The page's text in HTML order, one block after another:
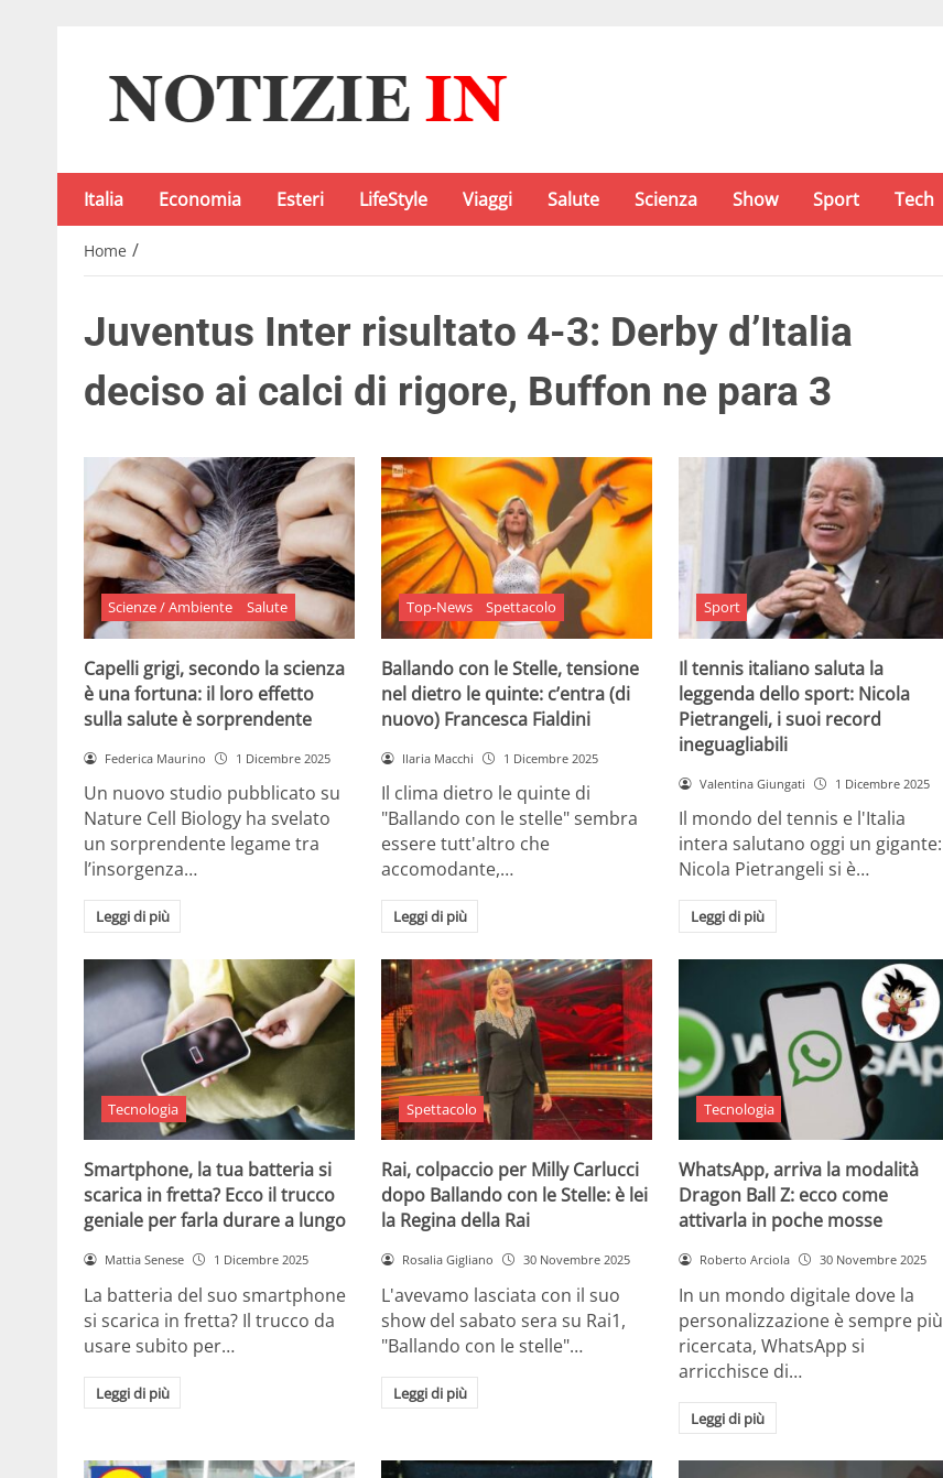
Italia Economia Esteri LifeStyle Viaggi Salute Scienza Show Sport Tech
Home /
Juventus Inter risultato 4-3: Derby d’Italia
deciso ai calci di rigore, Buffon ne para 3
Scienze / Ambiente Salute
Capelli grigi, secondo la scienza
è una fortuna: il loro effetto
sulla salute è sorprendente
Federica Maurino 1 Dicembre 2025
Un nuovo studio pubblicato su
Nature Cell Biology ha svelato
un sorprendente legame tra
l’insorgenza…
Leggi di più
Top-News Spettacolo
Ballando con le Stelle, tensione
nel dietro le quinte: c’entra (di
nuovo) Francesca Fialdini
Ilaria Macchi 1 Dicembre 2025
Il clima dietro le quinte di
"Ballando con le stelle" sembra
essere tutt'altro che
accomodante,…
Leggi di più
Sport
Il tennis italiano saluta la
leggenda dello sport: Nicola
Pietrangeli, i suoi record
ineguagliabili
Valentina Giungati 1 Dicembre 2025
Il mondo del tennis e l'Italia
intera salutano oggi un gigante:
Nicola Pietrangeli si è…
Leggi di più
Tecnologia
Smartphone, la tua batteria si
scarica in fretta? Ecco il trucco
geniale per farla durare a lungo
Mattia Senese 1 Dicembre 2025
La batteria del suo smartphone
si scarica in fretta? Il trucco da
usare subito per…
Leggi di più
Spettacolo
Rai, colpaccio per Milly Carlucci
dopo Ballando con le Stelle: è lei
la Regina della Rai
Rosalia Gigliano 30 Novembre 2025
L'avevamo lasciata con il suo
show del sabato sera su Rai1,
"Ballando con le stelle"…
Leggi di più
Tecnologia
WhatsApp, arriva la modalità
Dragon Ball Z: ecco come
attivarla in poche mosse
Roberto Arciola 30 Novembre 2025
In un mondo digitale dove la
personalizzazione è sempre più
ricercata, WhatsApp si
arricchisce di…
Leggi di più